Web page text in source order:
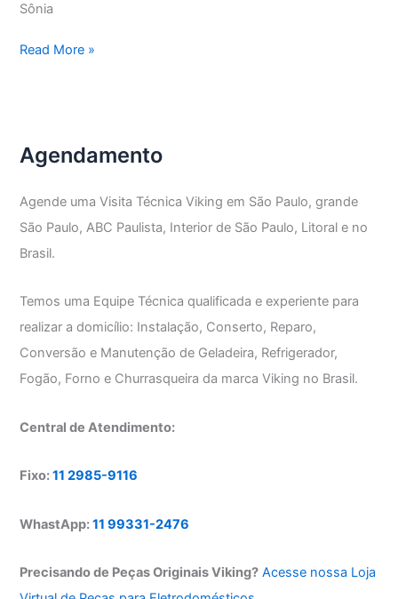
Sônia
Assistência
Side
Read More »
Agendamento
Agende uma Visita Técnica Viking em São Paulo, grande
São Paulo, ABC Paulista, Interior de São Paulo, Litoral e no
Brasil.
Temos uma Equipe Técnica qualificada e experiente para
realizar a domicílio: Instalação, Conserto, Reparo,
Conversão e Manutenção de Geladeira, Refrigerador,
Fogão, Forno e Churrasqueira da marca Viking no Brasil.
Central de Atendimento:
Fixo:11 2985-9116
WhastApp:11 99331-2476
Precisando de Peças Originais Viking? Acesse nossa Loja